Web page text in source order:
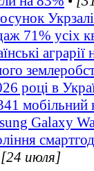
71% усіх
році в
мобільний
Galaxy
[24 июля]